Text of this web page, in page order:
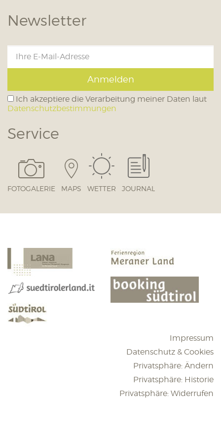
Newsletter
Anmelden
Ich akzeptiere die Verarbeitung meiner Daten laut
Datenschutzbestimmungen
Service
FOTOGALERIE MAPS WETTER JOURNAL
Impressum
Datenschutz & Cookies
Privatsphäre: Ändern
Privatsphäre: Historie
Privatsphäre: Widerrufen